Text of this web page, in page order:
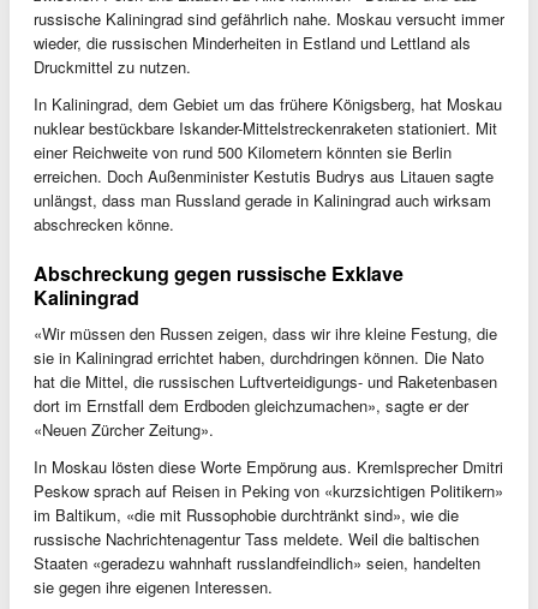
russische Kaliningrad sind gefährlich nahe. Moskau versucht immer
wieder, die russischen Minderheiten in Estland und Lettland als
Druckmittel zu nutzen.
In Kaliningrad, dem Gebiet um das frühere Königsberg, hat Moskau
nuklear bestückbare Iskander-Mittelstreckenraketen stationiert. Mit
einer Reichweite von rund 500 Kilometern könnten sie Berlin
erreichen. Doch Außenminister Kestutis Budrys aus Litauen sagte
unlängst, dass man Russland gerade in Kaliningrad auch wirksam
abschrecken könne.
Abschreckung gegen russische Exklave
Kaliningrad
«Wir müssen den Russen zeigen, dass wir ihre kleine Festung, die
sie in Kaliningrad errichtet haben, durchdringen können. Die Nato
hat die Mittel, die russischen Luftverteidigungs- und Raketenbasen
dort im Ernstfall dem Erdboden gleichzumachen», sagte er der
«Neuen Zürcher Zeitung».
In Moskau lösten diese Worte Empörung aus. Kremlsprecher Dmitri
Peskow sprach auf Reisen in Peking von «kurzsichtigen Politikern»
im Baltikum, «die mit Russophobie durchtränkt sind», wie die
russische Nachrichtenagentur Tass meldete. Weil die baltischen
Staaten «geradezu wahnhaft russlandfeindlich» seien, handelten
sie gegen ihre eigenen Interessen.